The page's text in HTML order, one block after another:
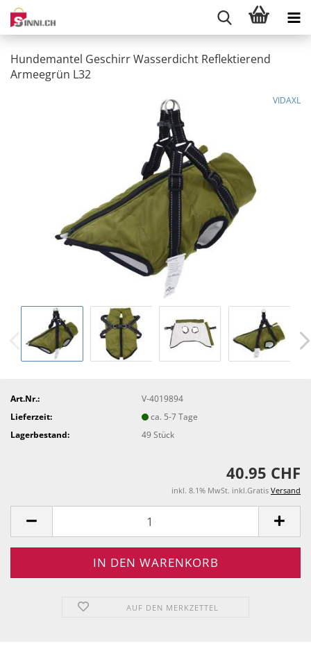
Hundemantel Geschirr Wasserdicht Reflektierend
Armeegrün L32
VIDAXL
Art.Nr.:
V-4019894
Lieferzeit:
ca. 5-7 Tage
Lagerbestand:
49Stück
40.95 CHF
inkl. 8.1% MwSt. inkl.Gratis Versand
AUF DEN MERKZETTEL